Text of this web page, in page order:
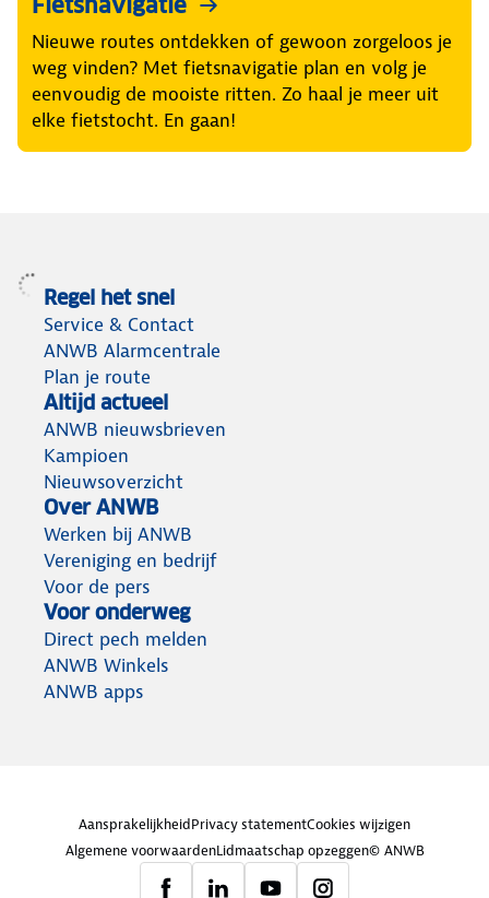
Fietsnavigatie
Nieuwe routes ontdekken of gewoon zorgeloos je
weg vinden? Met fietsnavigatie plan en volg je
eenvoudig de mooiste ritten. Zo haal je meer uit
elke fietstocht. En gaan!
Regel het snel
Service & Contact
ANWB Alarmcentrale
Plan je route
Altijd actueel
ANWB nieuwsbrieven
Kampioen
Nieuwsoverzicht
Over ANWB
Werken bij ANWB
Vereniging en bedrijf
Voor de pers
Voor onderweg
Direct pech melden
ANWB Winkels
ANWB apps
AansprakelijkheidPrivacy statementCookies wijzigen
Algemene voorwaardenLidmaatschap opzeggen© ANWB